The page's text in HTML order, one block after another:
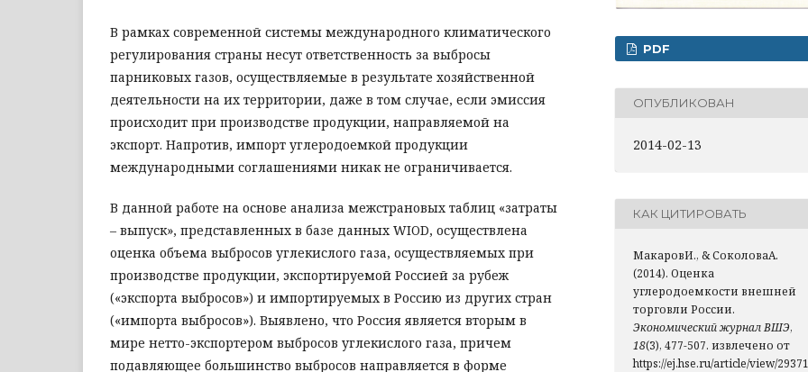
В рамках современной системы международного климатического
регулирования страны несут ответственность за выбросы
парниковых газов, осуществляемые в результате хозяйственной
деятельности на их территории, даже в том случае, если эмиссия
происходит при производстве продукции, направляемой на
экспорт. Напротив, импорт углеродоемкой продукции
международными соглашениями никак не ограничивается.
В данной работе на основе анализа межстрановых таблиц «затраты
– выпуск», представленных в базе данных WIOD, осуществлена
оценка объема выбросов углекислого газа, осуществляемых при
производстве продукции, экспортируемой Россией за рубеж
(«экспорта выбросов») и импортируемых в Россию из других стран
(«импорта выбросов»). Выявлено, что Россия является вторым в
мире нетто-экспортером выбросов углекислого газа, причем
подавляющее большинство выбросов направляется в форме
PDF
ОПУБЛИКОВАН
2014-02-13
КАК ЦИТИРОВАТЬ
МакаровИ., & СоколоваА.
(2014). Оценка
углеродоемкости внешней
торговли России.
Экономический журнал ВШЭ,
18(3), 477-507. извлечено от
https://ej.hse.ru/article/view/29371